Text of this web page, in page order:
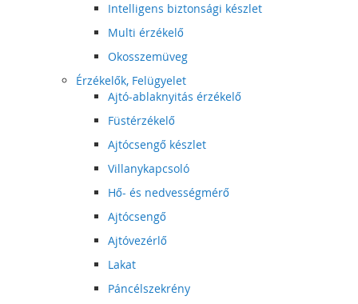
Intelligens biztonsági készlet
Multi érzékelő
Okosszemüveg
Érzékelők, Felügyelet
Ajtó-ablaknyitás érzékelő
Füstérzékelő
Ajtócsengő készlet
Villanykapcsoló
Hő- és nedvességmérő
Ajtócsengő
Ajtóvezérlő
Lakat
Páncélszekrény